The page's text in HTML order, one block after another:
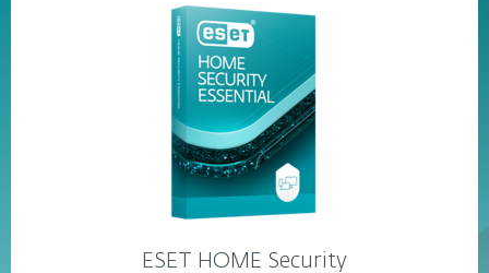
ESET HOME Security